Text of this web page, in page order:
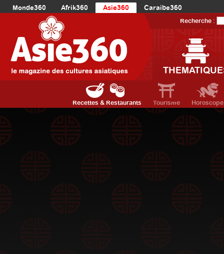
Monde360 Afrik360 Asie360
Caraibe360
Europe360
AmériqueDuNord360
Océanie360
Recherche :
Recettes & Restaurants Tourisme Horoscope